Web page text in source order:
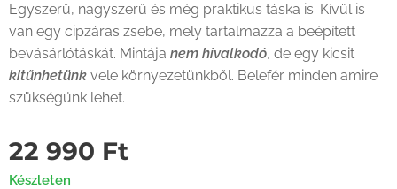
Egyszerű, nagyszerű és még praktikus táska is. Kívül is
van egy cipzáras zsebe, mely tartalmazza a beépített
bevásárlótáskát. Mintája nem hivalkodó, de egy kicsit
kitűnhetünk vele környezetünkből. Belefér minden amire
szükségünk lehet.
22 990 Ft
Készleten